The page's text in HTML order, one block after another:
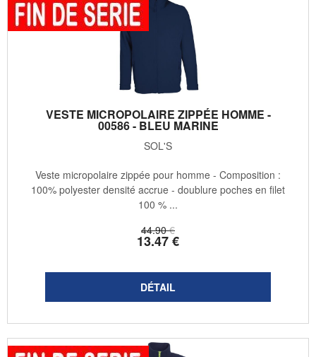
VESTE MICROPOLAIRE ZIPPÉE HOMME -
00586 - BLEU MARINE
SOL'S
44.90 €
13.47€
Veste micropolaire zippée pour homme - Composition :
100% polyester densité accrue - doublure poches en filet
100 % ...